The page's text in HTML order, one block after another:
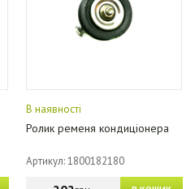
В наявності
Ролик ременя кондиціонера
Артикул: 1800182180